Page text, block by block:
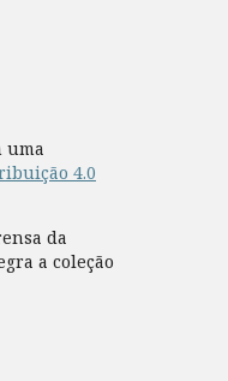
uma
4.0
da
a coleção